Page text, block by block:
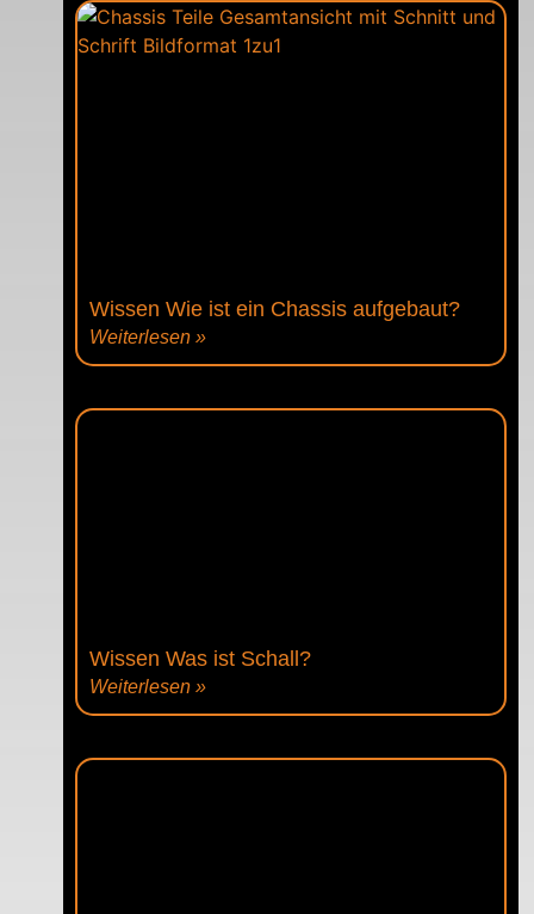
Wissen Wie ist ein Chassis aufgebaut?
Weiterlesen »
Wissen Was ist Schall?
Weiterlesen »